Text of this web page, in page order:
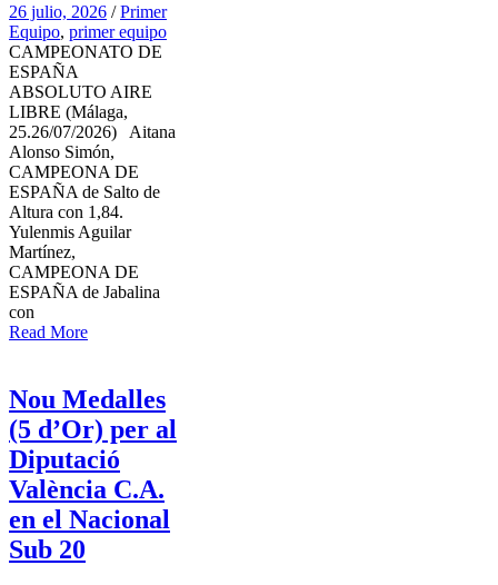
26 julio, 2026 / Primer
Equipo, primer equipo
CAMPEONATO DE
ESPAÑA
ABSOLUTO AIRE
LIBRE (Málaga,
25.26/07/2026) Aitana
Alonso Simón,
CAMPEONA DE
ESPAÑA de Salto de
Altura con 1,84.
Yulenmis Aguilar
Martínez,
CAMPEONA DE
ESPAÑA de Jabalina
con
Read More
Nou Medalles
(5 d’Or) per al
Diputació
València C.A.
en el Nacional
Sub 20